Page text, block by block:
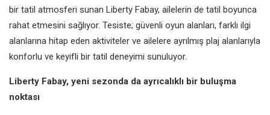
bir tatil atmosferi sunan Liberty Fabay, ailelerin de tatil boyunca
rahat etmesini sağlıyor. Tesiste; güvenli oyun alanları, farklı ilgi
alanlarına hitap eden aktiviteler ve ailelere ayrılmış plaj alanlarıyla
konforlu ve keyifli bir tatil deneyimi sunuluyor.
Liberty Fabay, yeni sezonda da ayrıcalıklı bir buluşma
noktası